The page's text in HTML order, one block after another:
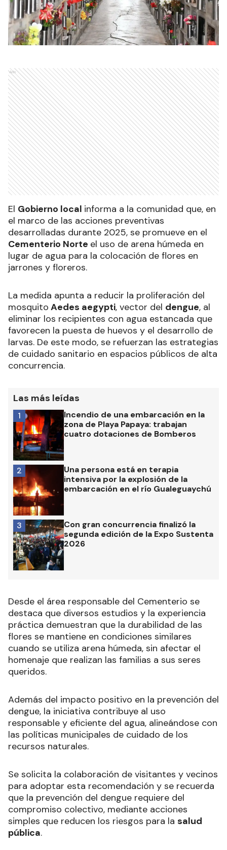
Ads
El Gobierno local informa a la comunidad que, en
el marco de las acciones preventivas
desarrolladas durante 2025, se promueve en el
Cementerio Norte el uso de arena húmeda en
lugar de agua para la colocación de flores en
jarrones y floreros.
La medida apunta a reducir la proliferación del
mosquito Aedes aegypti, vector del dengue, al
eliminar los recipientes con agua estancada que
favorecen la puesta de huevos y el desarrollo de
larvas. De este modo, se refuerzan las estrategias
de cuidado sanitario en espacios públicos de alta
concurrencia.
Las más leídas
Incendio de una embarcación en la
zona de Playa Papaya: trabajan
cuatro dotaciones de Bomberos
1
Una persona está en terapia
intensiva por la explosión de la
embarcación en el río Gualeguaychú
2
Con gran concurrencia finalizó la
segunda edición de la Expo Sustenta
2026
3
Desde el área responsable del Cementerio se
destaca que diversos estudios y la experiencia
práctica demuestran que la durabilidad de las
flores se mantiene en condiciones similares
cuando se utiliza arena húmeda, sin afectar el
homenaje que realizan las familias a sus seres
queridos.
Además del impacto positivo en la prevención del
dengue, la iniciativa contribuye al uso
responsable y eficiente del agua, alineándose con
las políticas municipales de cuidado de los
recursos naturales.
Se solicita la colaboración de visitantes y vecinos
para adoptar esta recomendación y se recuerda
que la prevención del dengue requiere del
compromiso colectivo, mediante acciones
simples que reducen los riesgos para la salud
pública.